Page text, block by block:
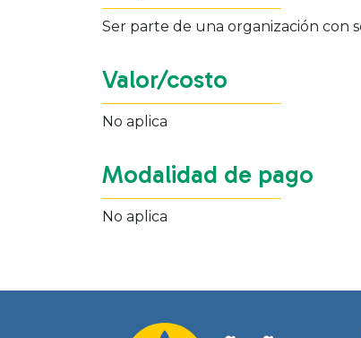
Ser parte de una organización con
Valor/costo
No aplica
Modalidad de pago
No aplica